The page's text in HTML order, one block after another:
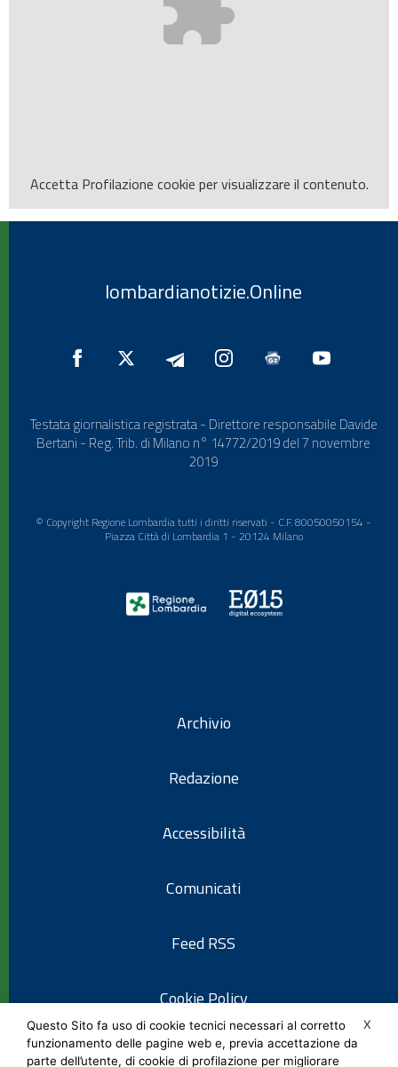
Accetta Profilazione cookie per visualizzare il contenuto.
lombardianotizie.Online
Testata giornalistica registrata - Direttore responsabile Davide
Bertani - Reg. Trib. di Milano n° 14772/2019 del 7 novembre
2019
© Copyright Regione Lombardia tutti i diritti riservati - C.F. 80050050154 -
Piazza Città di Lombardia 1 - 20124 Milano
Archivio
Redazione
Accessibilità
Comunicati
Feed RSS
Cookie Policy
Informativa privacy
X
Questo Sito fa uso di cookie tecnici necessari al corretto
funzionamento delle pagine web e, previa accettazione da
parte dell’utente, di cookie di profilazione per migliorare